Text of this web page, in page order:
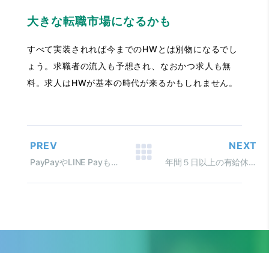
大きな転職市場になるかも
すべて実装されれば今までのHWとは別物になるでし
ょう。求職者の流入も予想され、なおかつ求人も無
料。求人はHWが基本の時代が来るかもしれません。
PREV
PayPayやLINE Payも使えます！ 国外居住親族に係る「送金関係書類」
NEXT
年間５日以上の有給休暇取得義務化 ～有給休暇管理簿は作成しましたか？～